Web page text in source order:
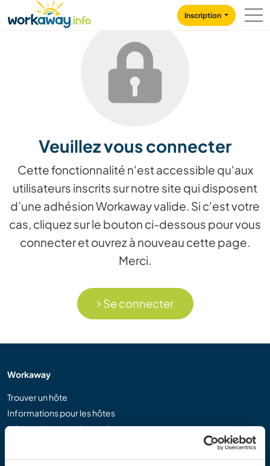
CONTENT
MAIN NAVIGATION
Inscription
Veuillez vous connecter
Cette fonctionnalité n'est accessible qu'aux
utilisateurs inscrits sur notre site qui disposent
d’une adhésion Workaway valide. Si c'est votre
cas, cliquez sur le bouton ci-dessous pour vous
connecter et ouvrez à nouveau cette page.
Merci.
Se connecter
Workaway
Trouver un hôte
Informations pour les hôtes
Informations pour les workawayers
S'inscrire comme hôte